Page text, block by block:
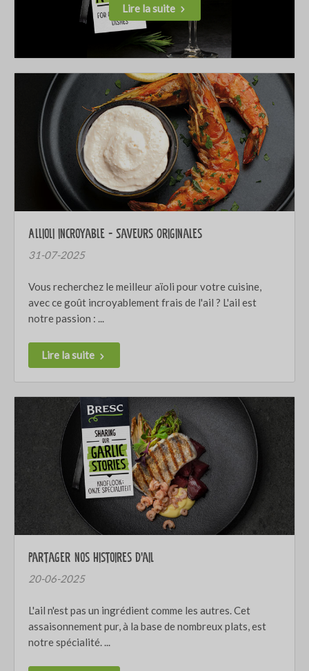
Lire la suite
Allioli incroyable - Saveurs Originales
31-07-2025
Vous recherchez le meilleur aïoli pour votre cuisine,
avec ce goût incroyablement frais de l'ail ? L'ail est
notre passion : ...
Lire la suite
Partager nos histoires d'ail
20-06-2025
L'ail n'est pas un ingrédient comme les autres. Cet
assaisonnement pur, à la base de nombreux plats, est
notre spécialité. ...